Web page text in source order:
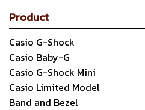
Product
Casio G-Shock
Casio Baby-G
Casio G-Shock Mini
Casio Limited Model
Band and Bezel